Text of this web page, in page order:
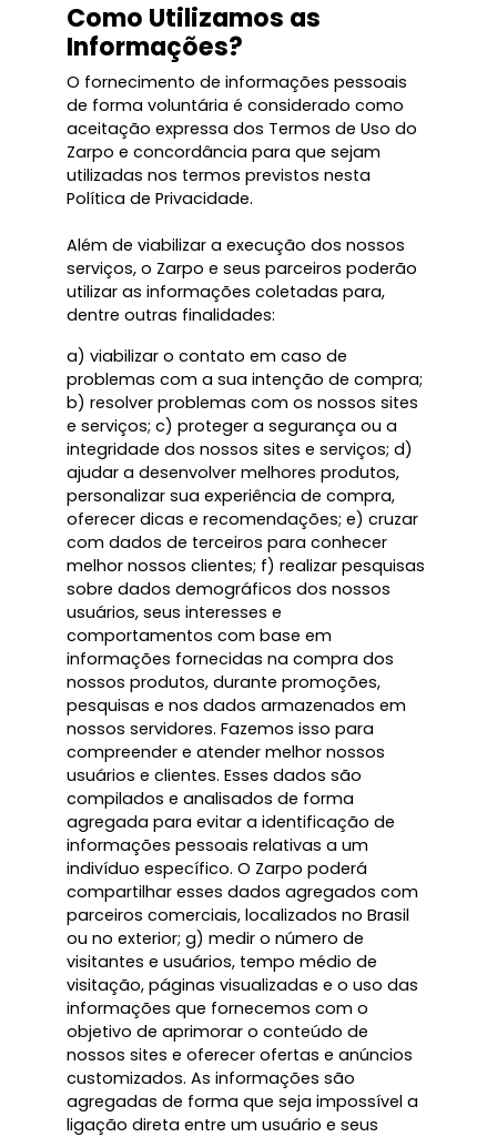
Como Utilizamos as
Informações?
O fornecimento de informações pessoais
de forma voluntária é considerado como
aceitação expressa dos Termos de Uso do
Zarpo e concordância para que sejam
utilizadas nos termos previstos nesta
Política de Privacidade.
Além de viabilizar a execução dos nossos
serviços, o Zarpo e seus parceiros poderão
utilizar as informações coletadas para,
dentre outras finalidades:
a) viabilizar o contato em caso de
problemas com a sua intenção de compra;
b) resolver problemas com os nossos sites
e serviços; c) proteger a segurança ou a
integridade dos nossos sites e serviços; d)
ajudar a desenvolver melhores produtos,
personalizar sua experiência de compra,
oferecer dicas e recomendações; e) cruzar
com dados de terceiros para conhecer
melhor nossos clientes; f) realizar pesquisas
sobre dados demográficos dos nossos
usuários, seus interesses e
comportamentos com base em
informações fornecidas na compra dos
nossos produtos, durante promoções,
pesquisas e nos dados armazenados em
nossos servidores. Fazemos isso para
compreender e atender melhor nossos
usuários e clientes. Esses dados são
compilados e analisados de forma
agregada para evitar a identificação de
informações pessoais relativas a um
indivíduo específico. O Zarpo poderá
compartilhar esses dados agregados com
parceiros comerciais, localizados no Brasil
ou no exterior; g) medir o número de
visitantes e usuários, tempo médio de
visitação, páginas visualizadas e o uso das
informações que fornecemos com o
objetivo de aprimorar o conteúdo de
nossos sites e oferecer ofertas e anúncios
customizados. As informações são
agregadas de forma que seja impossível a
ligação direta entre um usuário e seus